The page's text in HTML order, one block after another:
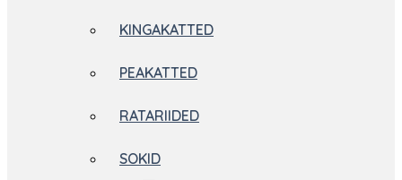
KINGAKATTED
PEAKATTED
RATARIIDED
SOKID